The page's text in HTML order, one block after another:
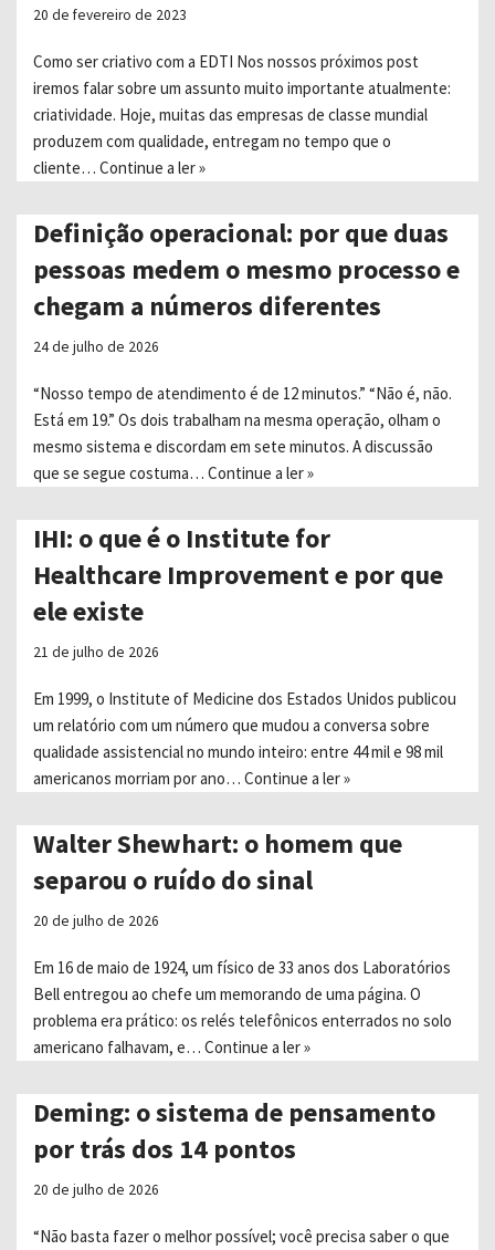
20 de fevereiro de 2023
Como ser criativo com a EDTI Nos nossos próximos post
iremos falar sobre um assunto muito importante atualmente:
criatividade. Hoje, muitas das empresas de classe mundial
produzem com qualidade, entregam no tempo que o
cliente… Continue a ler »
Definição operacional: por que duas
pessoas medem o mesmo processo e
chegam a números diferentes
24 de julho de 2026
“Nosso tempo de atendimento é de 12 minutos.” “Não é, não.
Está em 19.” Os dois trabalham na mesma operação, olham o
mesmo sistema e discordam em sete minutos. A discussão
que se segue costuma… Continue a ler »
IHI: o que é o Institute for
Healthcare Improvement e por que
ele existe
21 de julho de 2026
Em 1999, o Institute of Medicine dos Estados Unidos publicou
um relatório com um número que mudou a conversa sobre
qualidade assistencial no mundo inteiro: entre 44 mil e 98 mil
americanos morriam por ano… Continue a ler »
Walter Shewhart: o homem que
separou o ruído do sinal
20 de julho de 2026
Em 16 de maio de 1924, um físico de 33 anos dos Laboratórios
Bell entregou ao chefe um memorando de uma página. O
problema era prático: os relés telefônicos enterrados no solo
americano falhavam, e… Continue a ler »
Deming: o sistema de pensamento
por trás dos 14 pontos
20 de julho de 2026
“Não basta fazer o melhor possível; você precisa saber o que